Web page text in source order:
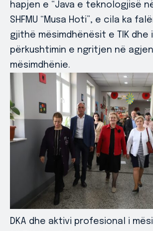
hapjen e “Java e teknologjisë
SHFMU “Musa Hoti”, e cila ka
gjithë mësimdhënësit e TIK dhe
përkushtimin e ngritjen në
mësimdhënie.
DKA dhe aktivi profesional i